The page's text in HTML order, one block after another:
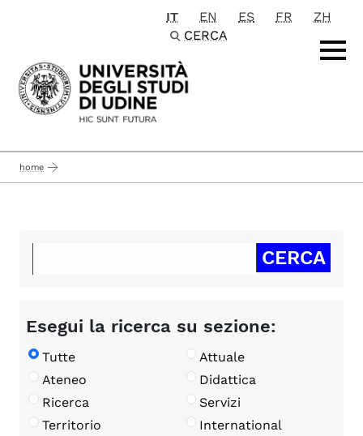
Passa al contenuto principale
IT EN ES FR
ZH
CERCA
home
Esegui la ricerca su sezione:
Tutte
Attuale
Ateneo
Didattica
Ricerca
Servizi
Territorio
International